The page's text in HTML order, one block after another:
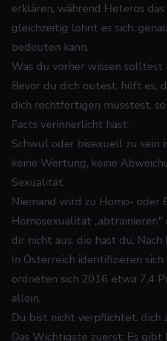
erklären, während Heteros
gleichzeitig lohnt es sich,
bedeuten kann.
Was du vorher wissen solltest
Bevor du dich outest, hilft es,
dich rechtfertigen müsstest,
Facts verinnerlicht hast:
Schwul oder bisexuell zu sein
keine Wertung, keine
Sexualität.
Niemand wird zu Homo- oder
Homosexualität
dir nicht aus, die hast du.
In Österreich identifizieren
ordneten sich 2016 etwa 7,4
allein.
Du bist nicht verpflichtet, dich
Das Wichtigste zuerst: Es